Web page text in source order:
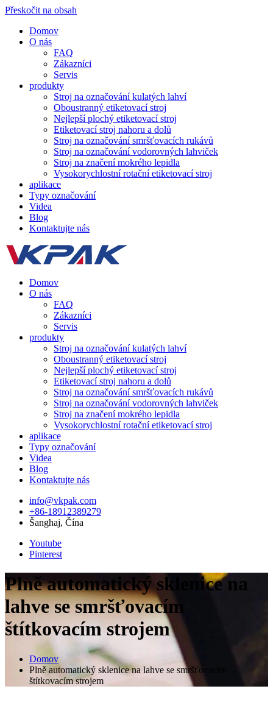
Přeskočit na obsah
Domov
O nás
FAQ
Zákazníci
Servis
produkty
Stroj na označování kulatých lahví
Oboustranný etiketovací stroj
Nejlepší plochý etiketovací stroj
Etiketovací stroj nahoru a dolů
Stroj na označování smršťovacích rukávů
Stroj na označování vodorovných lahviček
Stroj na značení mokrého lepidla
Vysokorychlostní rotační etiketovací stroj
aplikace
Typy označování
Videa
Blog
Kontaktujte nás
Domov
O nás
FAQ
Zákazníci
Servis
produkty
Stroj na označování kulatých lahví
Oboustranný etiketovací stroj
Nejlepší plochý etiketovací stroj
Etiketovací stroj nahoru a dolů
Stroj na označování smršťovacích rukávů
Stroj na označování vodorovných lahviček
Stroj na značení mokrého lepidla
Vysokorychlostní rotační etiketovací stroj
aplikace
Typy označování
Videa
Blog
Kontaktujte nás
info@vkpak.com
+86-18912389279
Šanghaj, Čína
Youtube
Pinterest
Plně automatický sklenice na
lahve se smršťovacím
štítkovacím strojem
Domov
Plně automatický sklenice na lahve se smršťovacím
štítkovacím strojem